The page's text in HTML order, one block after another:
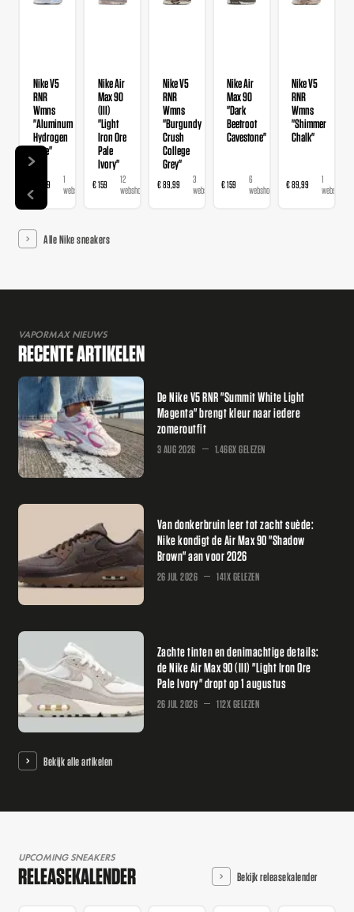
Nike V5
RNR
Wmns
"Aluminum
Hydrogen
Blue"
€ 89,99
1
webshop
Nike Air
Max 90
(III)
"Light
Iron Ore
Pale
Ivory"
€ 159
12
webshops
Nike V5
RNR
Wmns
"Burgundy
Crush
College
Grey"
€ 89,99
3
webshops
Nike Air
Max 90
"Dark
Beetroot
Cavestone"
€ 159
6
webshops
Nike V5
RNR
Wmns
"Shimmer
Chalk"
€ 89,99
1
webshop
Alle Nike sneakers
VAPORMAX NIEUWS
RECENTE ARTIKELEN
De Nike V5 RNR "Summit White Light
Magenta" brengt kleur naar iedere
zomeroutfit
3 AUG 2026 1.466X GELEZEN
Van donkerbruin leer tot zacht suède:
Nike kondigt de Air Max 90 "Shadow
Brown" aan voor 2026
26 JUL 2026 141X GELEZEN
Zachte tinten en denimachtige details:
de Nike Air Max 90 (III) "Light Iron Ore
Pale Ivory" dropt op 1 augustus
26 JUL 2026 112X GELEZEN
Bekijk alle artikelen
UPCOMING SNEAKERS
RELEASEKALENDER Bekijk releasekalender